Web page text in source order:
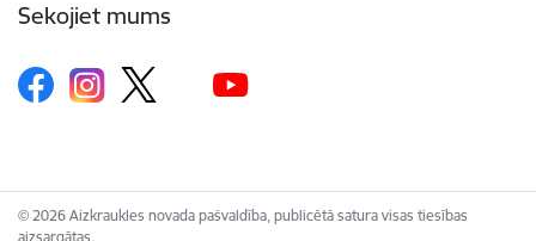
Sekojiet mums
© 2026 Aizkraukles novada pašvaldība, publicētā satura visas tiesības
aizsargātas.